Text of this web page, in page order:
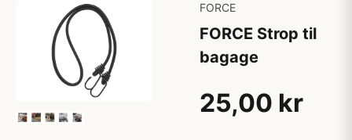
FORCE
FORCE Strop til
bagage
25,00 kr